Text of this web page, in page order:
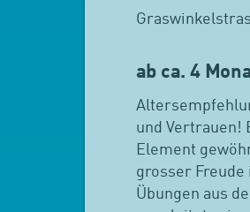
ab ca. 4
und Vertrauen!
Element
grosser Freude
Übungen aus